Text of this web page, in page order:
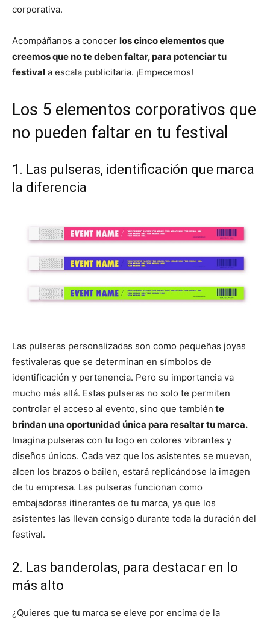
corporativa.
Acompáñanos a conocer los cinco elementos que
creemos que no te deben faltar, para potenciar tu
festival a escala publicitaria. ¡Empecemos!
Los 5 elementos corporativos que
no pueden faltar en tu festival
1. Las pulseras, identificación que marca
la diferencia
Las pulseras personalizadas son como pequeñas joyas
festivaleras que se determinan en símbolos de
identificación y pertenencia. Pero su importancia va
mucho más allá. Estas pulseras no solo te permiten
controlar el acceso al evento, sino que también te
brindan una oportunidad única para resaltar tu marca.
Imagina pulseras con tu logo en colores vibrantes y
diseños únicos. Cada vez que los asistentes se muevan,
alcen los brazos o bailen, estará replicándose la imagen
de tu empresa. Las pulseras funcionan como
embajadoras itinerantes de tu marca, ya que los
asistentes las llevan consigo durante toda la duración del
festival.
2. Las banderolas, para destacar en lo
más alto
¿Quieres que tu marca se eleve por encima de la